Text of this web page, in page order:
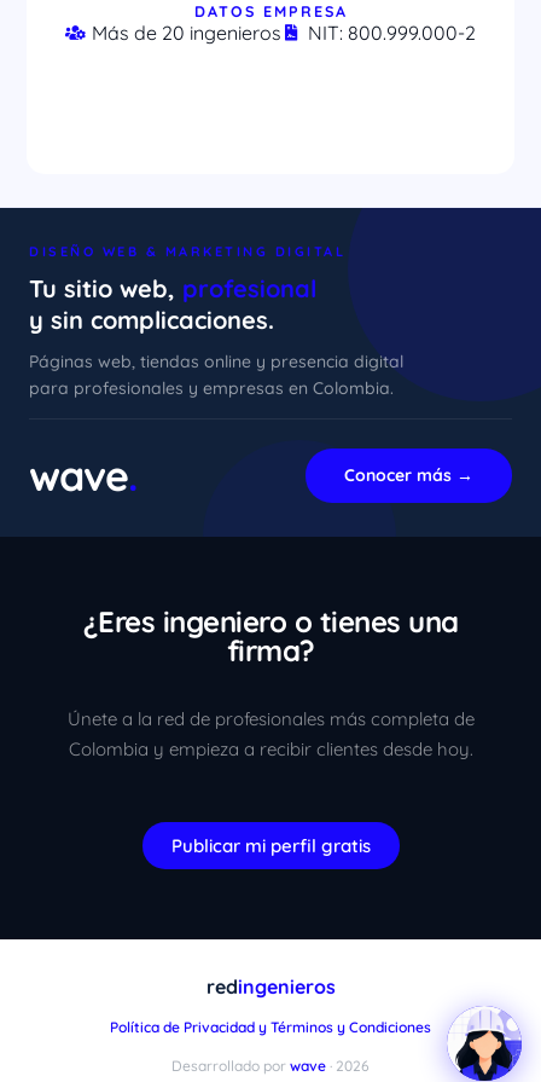
DATOS EMPRESA
Más de 20 ingenieros NIT: 800.999.000-2
DISEÑO WEB & MARKETING DIGITAL
Tu sitio web, profesional
y sin complicaciones.
Páginas web, tiendas online y presencia digital
para profesionales y empresas en Colombia.
wave. Conocer más →
¿Eres ingeniero o tienes una
firma?
Únete a la red de profesionales más completa de
Colombia y empieza a recibir clientes desde hoy.
Publicar mi perfil gratis
redingenieros
Política de Privacidad y Términos y Condiciones
Desarrollado por wave · 2026
xImenA